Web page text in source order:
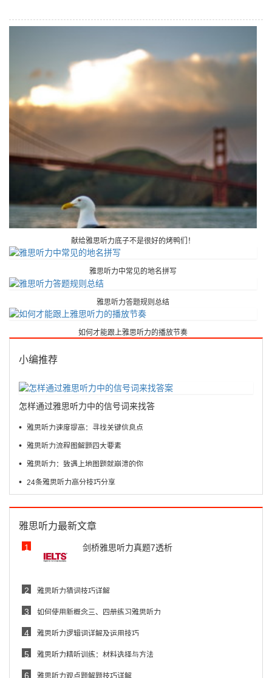
献给雅思听力底子不是很好的烤鸭们！
雅思听力中常见的地名拼写
雅思听力答题规则总结
如何才能跟上雅思听力的播放节奏
小编推荐
怎样通过雅思听力中的信号词来找答
• 雅思听力速度提高：寻找关键信息点
• 雅思听力流程图解题四大要素
• 雅思听力：致遇上地图题就崩溃的你
• 24条雅思听力高分技巧分享
雅思听力最新文章
1 剑桥雅思听力真题7透析
2 雅思听力猜词技巧详解
3 如何使用新概念三、四册练习雅思听力
4 雅思听力逻辑词详解及运用技巧
5 雅思听力精听训练：材料选择与方法
6